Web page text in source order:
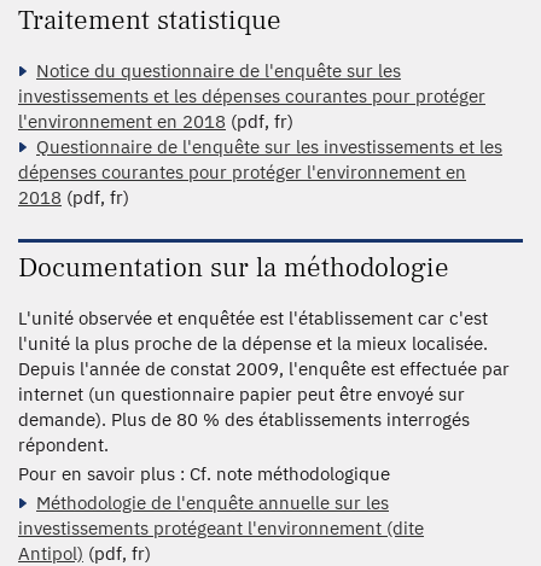
Traitement statistique
Notice du questionnaire de l'enquête sur les
investissements et les dépenses courantes pour protéger
l'environnement en 2018 (pdf, fr)
Questionnaire de l'enquête sur les investissements et les
dépenses courantes pour protéger l'environnement en
2018 (pdf, fr)
Documentation sur la méthodologie
L'unité observée et enquêtée est l'établissement car c'est
l'unité la plus proche de la dépense et la mieux localisée.
Depuis l'année de constat 2009, l'enquête est effectuée par
internet (un questionnaire papier peut être envoyé sur
demande). Plus de 80 % des établissements interrogés
répondent.
Pour en savoir plus : Cf. note méthodologique
Méthodologie de l'enquête annuelle sur les
investissements protégeant l'environnement (dite
Antipol) (pdf, fr)